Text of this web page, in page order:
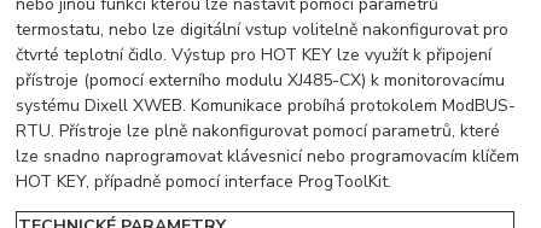
termostatu, nebo lze digitální vstup volitelně nakonfigurovat pro
čtvrté teplotní čidlo. Výstup pro HOT KEY lze využít k připojení
přístroje (pomocí externího modulu XJ485-CX) k monitorovacímu
systému Dixell XWEB. Komunikace probíhá protokolem ModBUS-
RTU. Přístroje lze plně nakonfigurovat pomocí parametrů, které
lze snadno naprogramovat klávesnicí nebo programovacím klíčem
HOT KEY, případně pomocí interface ProgToolKit.